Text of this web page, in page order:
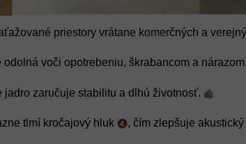
priestory vrátane komerčných a
odolná voči opotrebeniu, škrabancom a nárazom.
zaručuje stabilitu a dlhú životnosť.
tlmí kročajový hluk , čím zlepšuje